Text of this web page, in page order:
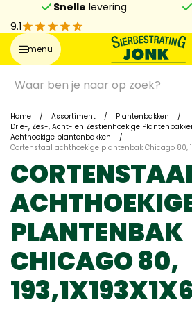
Snelle levering
9.1
menu
Home / Assortiment / Plantenbakken
/
Drie-, Zes-, Acht- en Zestienhoekige
Achthoekige plantenbakken
/
Cortenstaal achthoekige plantenbak Chicago 80,
PLANTENBAK
CHICAGO 80,